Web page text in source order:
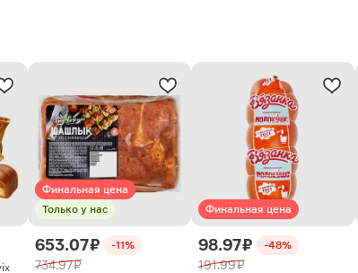
Финальная цена
Только у нас
653.07 ₽ -11%
734.97 ₽
Финальная цена
98.97 ₽ -48%
191.99 ₽